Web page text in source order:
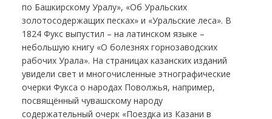
по Башкирскому Уралу», «Об Уральских
золотосодержащих песках» и «Уральские леса». В
1824 Фукс выпустил – на латинском языке –
небольшую книгу «О болезнях горнозаводских
рабочих Урала». На страницах казанских изданий
увидели свет и многочисленные этнографические
очерки Фукса о народах Поволжья, например,
посвящённый чувашскому народу
содержательный очерк «Поездка из Казани в